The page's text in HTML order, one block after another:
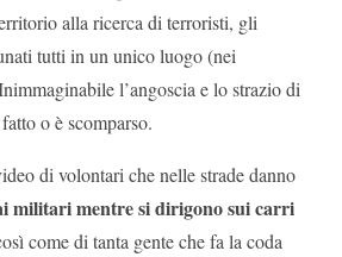
alla ricerca di terroristi, gli
tutti in un unico luogo (nei
l’angoscia e lo strazio di
o è scomparso.
di volontari che nelle strade danno
militari mentre si dirigono sui carri
come di tanta gente che fa la coda